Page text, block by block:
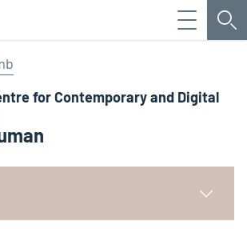
Menu
for Contemporary and Digital